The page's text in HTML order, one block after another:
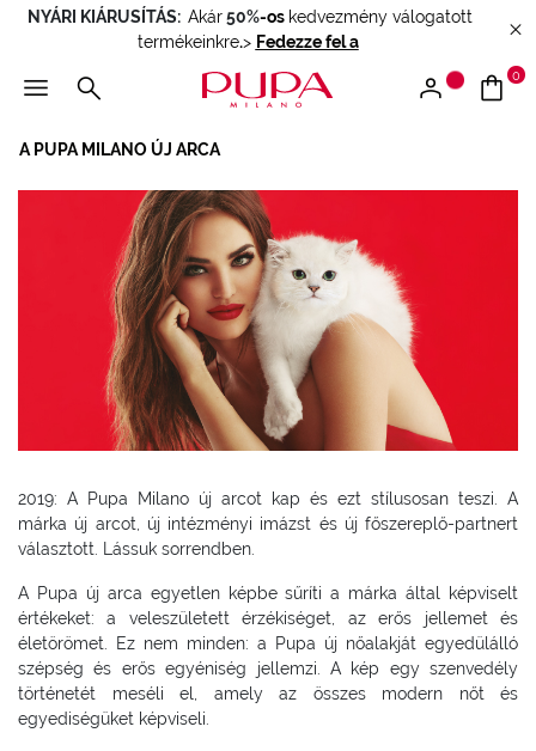
NYÁRI KIÁRUSÍTÁS: Akár 50%-os kedvezmény válogatott
termékeinkre.> Fedezze fel a
0
A PUPA MILANO ÚJ ARCA
2019: A Pupa Milano új arcot kap és ezt stílusosan teszi. A
márka új arcot, új intézményi imázst és új főszereplő-partnert
választott. Lássuk sorrendben.
A Pupa új arca egyetlen képbe sűríti a márka által képviselt
értékeket: a veleszületett érzékiséget, az erős jellemet és
életörömet. Ez nem minden: a Pupa új nőalakját egyedülálló
szépség és erős egyéniség jellemzi. A kép egy szenvedély
történetét meséli el, amely az összes modern nőt és
egyediségüket képviseli.